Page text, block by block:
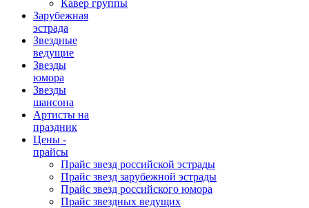
Кавер группы
Зарубежная
эстрада
Звездные
ведущие
Звезды
юмора
Звезды
шансона
Артисты на
праздник
Цены -
прайсы
Прайс звезд российской эстрады
Прайс звезд зарубежной эстрады
Прайс звезд российского юмора
Прайс звездных ведущих